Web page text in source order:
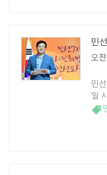
오
민
일
완
을
함